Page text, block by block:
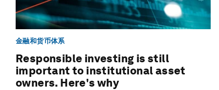
金融和货币体系
Responsible investing is still
important to institutional asset
owners. Here's why